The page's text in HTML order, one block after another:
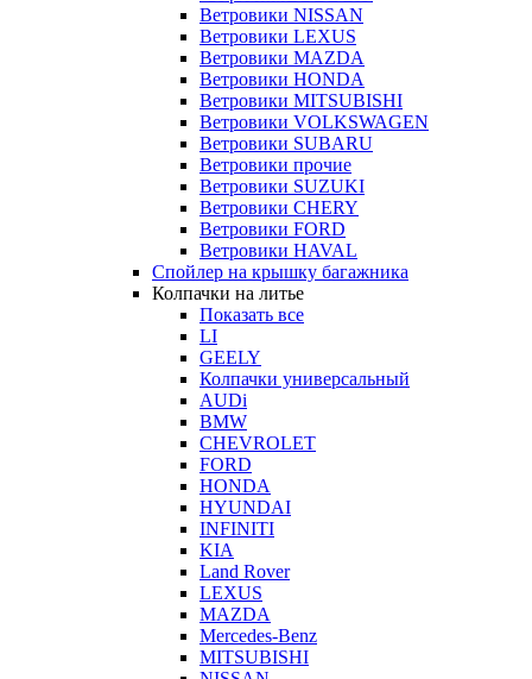
Ветровики NISSAN
Ветровики LEXUS
Ветровики MAZDA
Ветровики HONDA
Ветровики MITSUBISHI
Ветровики VOLKSWAGEN
Ветровики SUBARU
Ветровики прочие
Ветровики SUZUKI
Ветровики CHERY
Ветровики FORD
Ветровики HAVAL
Спойлер на крышку багажника
Колпачки на литье
Показать все
LI
GEELY
Колпачки универсальный
AUDi
BMW
CHEVROLET
FORD
HONDA
HYUNDAI
INFINITI
KIA
Land Rover
LEXUS
MAZDA
Mercedes-Benz
MITSUBISHI